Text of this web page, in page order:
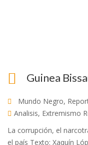
Guinea
Mundo Negro,
Analisis, Extremismo
La corrupción, el
el país Texto: Xaquín